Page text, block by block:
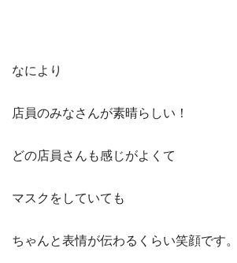
なにより
店員のみなさんが素晴らしい！
どの店員さんも感じがよくて
マスクをしていても
ちゃんと表情が伝わるくらい笑顔です。